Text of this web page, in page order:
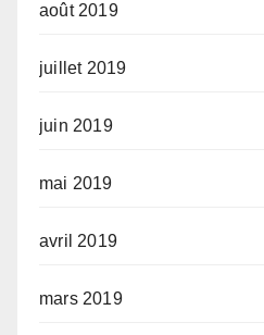
août 2019
juillet 2019
juin 2019
mai 2019
avril 2019
mars 2019